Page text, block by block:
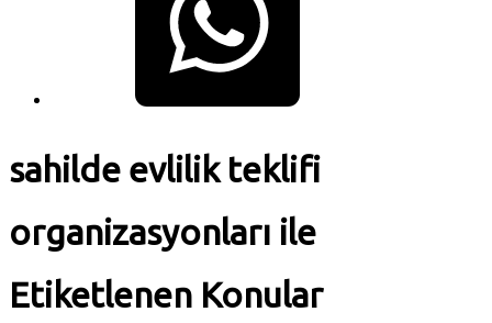
sahilde evlilik teklifi
organizasyonları ile
Etiketlenen Konular